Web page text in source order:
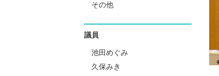
その他
議員
池田めぐみ
久保みき